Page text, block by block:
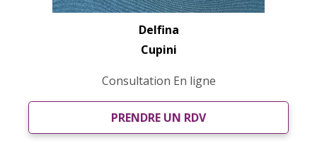
Delfina
Cupini
Consultation En ligne
PRENDRE UN RDV